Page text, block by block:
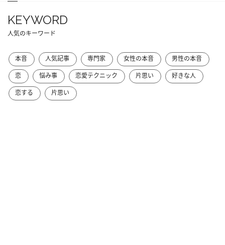
KEYWORD
人気のキーワード
本音 人気記事 専門家 女性の本音
男性の本音
恋
悩み事 恋愛テクニック 片思い
好きな人
恋する
片思い